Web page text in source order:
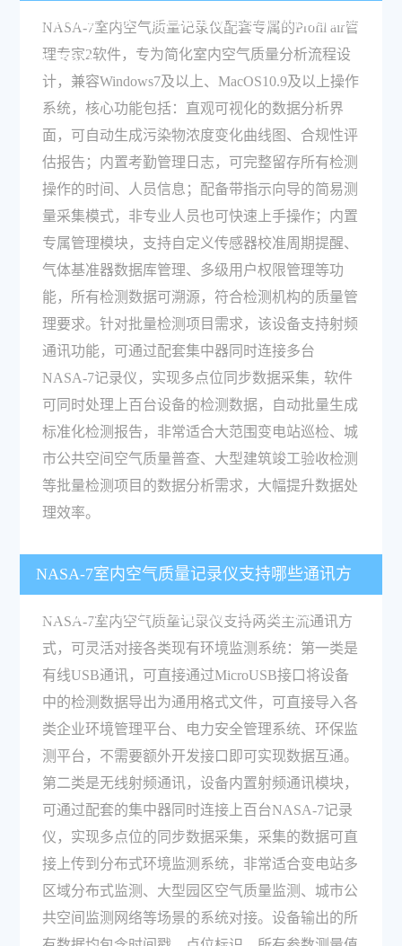
件有哪些功能，能否满足批量检测项目的数据分
析需求？
NASA-7室内空气质量记录仪配套专属的Profil air管
理专家2软件，专为简化室内空气质量分析流程设
计，兼容Windows7及以上、MacOS10.9及以上操作
系统，核心功能包括：直观可视化的数据分析界
面，可自动生成污染物浓度变化曲线图、合规性评
估报告；内置考勤管理日志，可完整留存所有检测
操作的时间、人员信息；配备带指示向导的简易测
量采集模式，非专业人员也可快速上手操作；内置
专属管理模块，支持自定义传感器校准周期提醒、
气体基准器数据库管理、多级用户权限管理等功
能，所有检测数据可溯源，符合检测机构的质量管
理要求。针对批量检测项目需求，该设备支持射频
通讯功能，可通过配套集中器同时连接多台
NASA-7记录仪，实现多点位同步数据采集，软件
可同时处理上百台设备的检测数据，自动批量生成
标准化检测报告，非常适合大范围变电站巡检、城
市公共空间空气质量普查、大型建筑竣工验收检测
等批量检测项目的数据分析需求，大幅提升数据处
理效率。
NASA-7室内空气质量记录仪支持哪些通讯方
式，能否和现有环境监测系统实现对接？
NASA-7室内空气质量记录仪支持两类主流通讯方
式，可灵活对接各类现有环境监测系统：第一类是
有线USB通讯，可直接通过MicroUSB接口将设备
中的检测数据导出为通用格式文件，可直接导入各
类企业环境管理平台、电力安全管理系统、环保监
测平台，不需要额外开发接口即可实现数据互通。
第二类是无线射频通讯，设备内置射频通讯模块，
可通过配套的集中器同时连接上百台NASA-7记录
仪，实现多点位的同步数据采集，采集的数据可直
接上传到分布式环境监测系统，非常适合变电站多
区域分布式监测、大型园区空气质量监测、城市公
共空间监测网络等场景的系统对接。设备输出的所